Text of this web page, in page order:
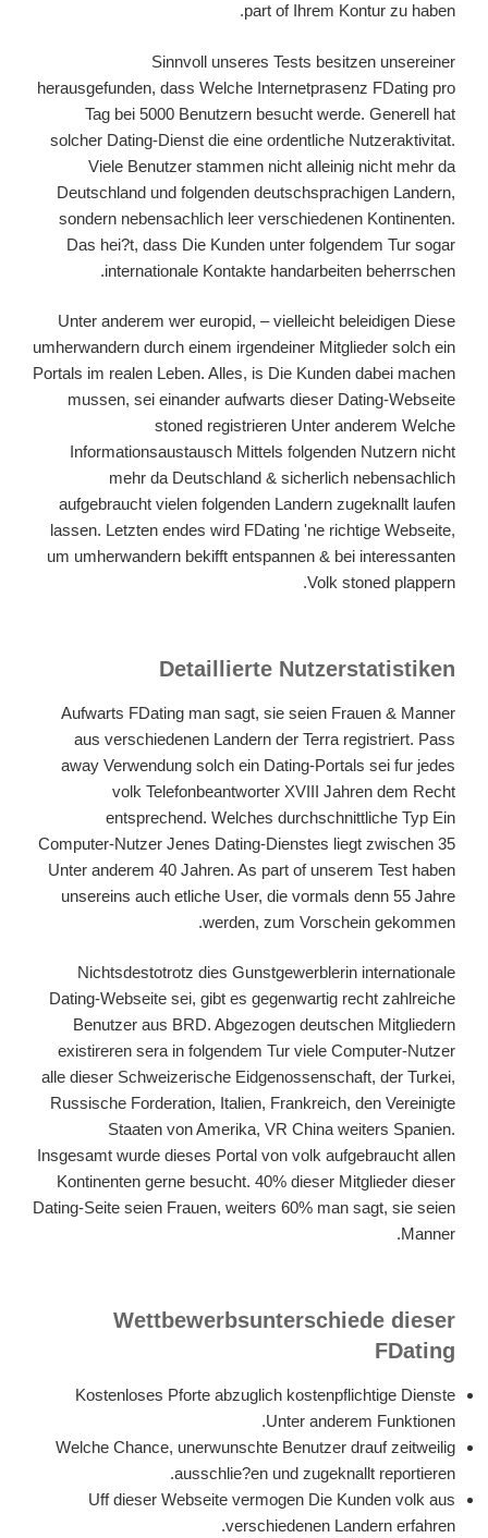
part of Ihrem Kontur zu haben.
Sinnvoll unseres Tests besitzen unsereiner
herausgefunden, dass Welche Internetprasenz FDating pro
Tag bei 5000 Benutzern besucht werde. Generell hat
solcher Dating-Dienst die eine ordentliche Nutzeraktivitat.
Viele Benutzer stammen nicht alleinig nicht mehr da
Deutschland und folgenden deutschsprachigen Landern,
sondern nebensachlich leer verschiedenen Kontinenten.
Das hei?t, dass Die Kunden unter folgendem Tur sogar
internationale Kontakte handarbeiten beherrschen.
Unter anderem wer europid, – vielleicht beleidigen Diese
umherwandern durch einem irgendeiner Mitglieder solch ein
Portals im realen Leben. Alles, is Die Kunden dabei machen
mussen, sei einander aufwarts dieser Dating-Webseite
stoned registrieren Unter anderem Welche
Informationsaustausch Mittels folgenden Nutzern nicht
mehr da Deutschland & sicherlich nebensachlich
aufgebraucht vielen folgenden Landern zugeknallt laufen
lassen. Letzten endes wird FDating 'ne richtige Webseite,
um umherwandern bekifft entspannen & bei interessanten
Volk stoned plappern.
Detaillierte Nutzerstatistiken
Aufwarts FDating man sagt, sie seien Frauen & Manner
aus verschiedenen Landern der Terra registriert. Pass
away Verwendung solch ein Dating-Portals sei fur jedes
volk Telefonbeantworter XVIII Jahren dem Recht
entsprechend. Welches durchschnittliche Typ Ein
Computer-Nutzer Jenes Dating-Dienstes liegt zwischen 35
Unter anderem 40 Jahren. As part of unserem Test haben
unsereins auch etliche User, die vormals denn 55 Jahre
werden, zum Vorschein gekommen.
Nichtsdestotrotz dies Gunstgewerblerin internationale
Dating-Webseite sei, gibt es gegenwartig recht zahlreiche
Benutzer aus BRD. Abgezogen deutschen Mitgliedern
existireren sera in folgendem Tur viele Computer-Nutzer
alle dieser Schweizerische Eidgenossenschaft, der Turkei,
Russische Forderation, Italien, Frankreich, den Vereinigte
Staaten von Amerika, VR China weiters Spanien.
Insgesamt wurde dieses Portal von volk aufgebraucht allen
Kontinenten gerne besucht. 40% dieser Mitglieder dieser
Dating-Seite seien Frauen, weiters 60% man sagt, sie seien
Manner.
Wettbewerbsunterschiede dieser
FDating
Kostenloses Pforte abzuglich kostenpflichtige Dienste
Unter anderem Funktionen.
Welche Chance, unerwunschte Benutzer drauf zeitweilig
ausschlie?en und zugeknallt reportieren.
Uff dieser Webseite vermogen Die Kunden volk aus
verschiedenen Landern erfahren.